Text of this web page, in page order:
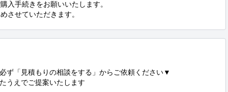
入手続きをお願いいたします。
させていただきます。
ず「見積もりの相談をする」からご依頼ください▼
うえでご提案いたします